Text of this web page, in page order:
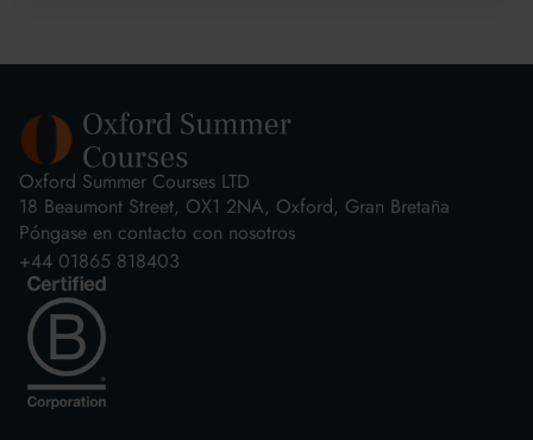
Oxford Summer Courses LTD
18 Beaumont Street, OX1 2NA, Oxford, Gran Bretaña
Póngase en contacto con nosotros
+44 01865 818403